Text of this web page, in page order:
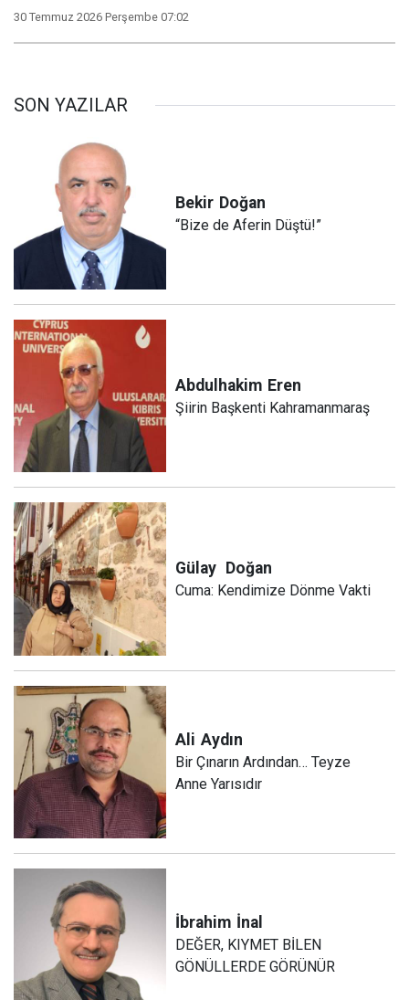
30 Temmuz 2026 Perşembe 07:02
SON YAZILAR
Bekir Doğan
“Bize de Aferin Düştü!”
Abdulhakim Eren
Şiirin Başkenti Kahramanmaraş
Gülay Doğan
Cuma: Kendimize Dönme Vakti
Ali Aydın
Bir Çınarın Ardından… Teyze
Anne Yarısıdır
İbrahim İnal
DEĞER, KIYMET BİLEN
GÖNÜLLERDE GÖRÜNÜR